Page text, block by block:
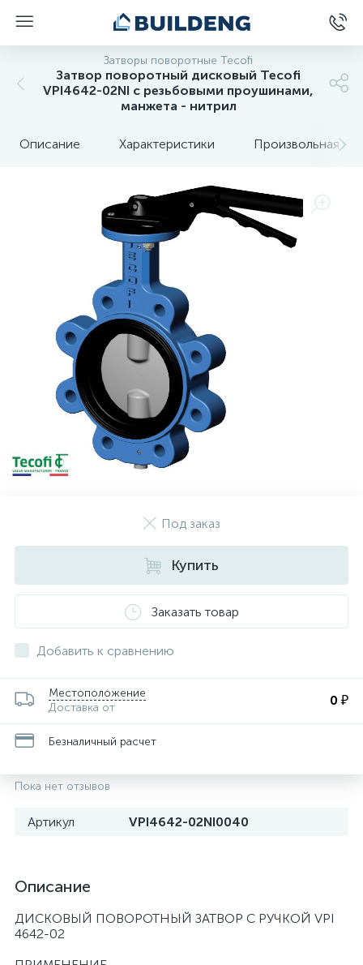
Затворы поворотные Tecofi
Затвор поворотный дисковый Tecofi
VPI4642-02NI с резьбовыми проушинами,
манжета - нитрил
Описание Характеристики Произвольная
Под заказ
Купить
Заказать товар
Добавить к сравнению
Местоположение
Доставка от
0 ₽
Безналичный расчет
Пока нет отзывов
Артикул VPI4642-02NI0040
Описание
ДИСКОВЫЙ ПОВОРОТНЫЙ ЗАТВОР С РУЧКОЙ VPI
4642-02